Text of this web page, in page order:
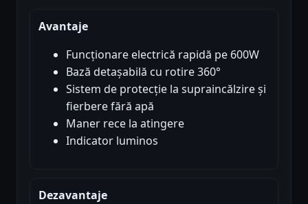
Avantaje
Funcționare electrică rapidă pe 600W
Bază detașabilă cu rotire 360°
Sistem de protecție la supraincălzire și
fierbere fără apă
Maner rece la atingere
Indicator luminos
Dezavantaje